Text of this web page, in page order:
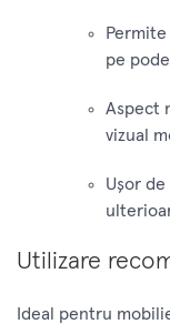
pe
Aspect
vizual
Ușor
Utilizare
Ideal pentru